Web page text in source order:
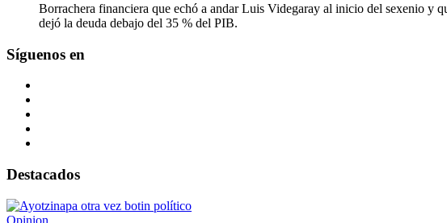
Borrachera financiera que echó a andar Luis Videgaray al inicio del sexenio y
dejó la deuda debajo del 35 % del PIB.
Síguenos en
Destacados
Opinion